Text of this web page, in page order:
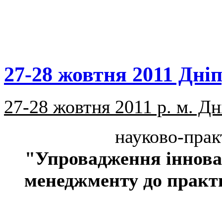
27-28 жовтня 2011
27-28 жовтня 2011 р. м.
науково-
"Упровадження
менеджменту до